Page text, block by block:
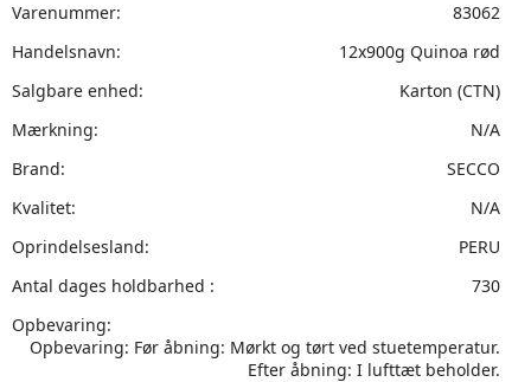
Varenummer:
83062
Handelsnavn:
12x900g Quinoa rød
Salgbare enhed:
Karton (CTN)
Mærkning:
N/A
Brand:
SECCO
Kvalitet:
N/A
Oprindelsesland:
PERU
Antal dages holdbarhed :
730
Opbevaring:
Opbevaring: Før åbning: Mørkt og tørt ved stuetemperatur.
Efter åbning: I lufttæt beholder.